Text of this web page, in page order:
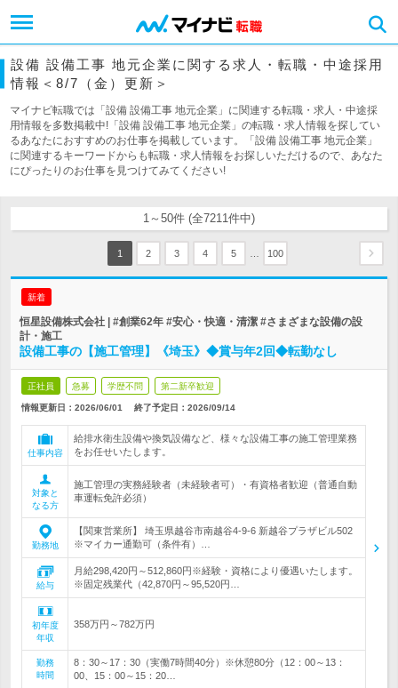
設備 設備工事 地元企業に関する求人・転職・中途採用
情報＜8/7（金）更新＞
マイナビ転職では「設備 設備工事 地元企業」に関連する転職・求人・中途採
用情報を多数掲載中!「設備 設備工事 地元企業」の転職・求人情報を探してい
るあなたにおすすめのお仕事を掲載しています。「設備 設備工事 地元企業」
に関連するキーワードからも転職・求人情報をお探しいただけるので、あなた
にぴったりのお仕事を見つけてみてください!
1～50件 (全7211件中)
1 2 3 4 5 100
新着
恒星設備株式会社 | #創業62年 #安心・快適・清潔 #さまざまな設備の設
計・施工
設備工事の【施工管理】《埼玉》◆賞与年2回◆転勤なし
正社員 急募 学歴不問 第二新卒歓迎
情報更新日：2026/06/01 終了予定日： 2026/09/14
仕事内容
給排水衛生設備や換気設備など、様々な設備工事の施工管理業務
をお任せいたします。
対象と
なる方
施工管理の実務経験者（未経験者可）・有資格者歓迎（普通自動
車運転免許必須）
勤務地
【関東営業所】 埼玉県越谷市南越谷4-9-6 新越谷プラザビル502
※マイカー通勤可（条件有）…
給与
月給298,420円～512,860円※経験・資格により優遇いたします。
※固定残業代（42,870円～95,520円…
初年度
年収
358万円～782万円
勤務
時間
8：30～17：30（実働7時間40分）※休憩80分（12：00～13：
00、15：00～15：20…